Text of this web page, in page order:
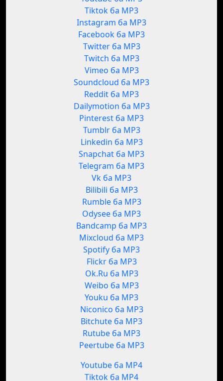
Tiktok ба MP3
Instagram ба MP3
Facebook ба MP3
Twitter ба MP3
Twitch ба MP3
Vimeo ба MP3
Soundcloud ба MP3
Reddit ба MP3
Dailymotion ба MP3
Pinterest ба MP3
Tumblr ба MP3
Linkedin ба MP3
Snapchat ба MP3
Telegram ба MP3
Vk ба MP3
Bilibili ба MP3
Rumble ба MP3
Odysee ба MP3
Bandcamp ба MP3
Mixcloud ба MP3
Spotify ба MP3
Flickr ба MP3
Ok.Ru ба MP3
Weibo ба MP3
Youku ба MP3
Niconico ба MP3
Bitchute ба MP3
Rutube ба MP3
Peertube ба MP3
Youtube ба MP4
Tiktok ба MP4